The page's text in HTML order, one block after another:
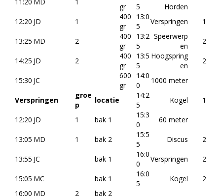
gr
5
Horden
12:20 JD 1
400
gr
13:0
5
Verspringen 1
13:25 MD 2
400
gr
13:2
5
Speerwerp
en
2
14:25 JD 2
400
gr
13:5
5
Hoogspring
en
2
15:30 JC
600
gr
14:0
0
1000 meter
Verspringen
groe
p
locatie
14:2
5
Kogel 1
12:20 JD 1 bak 1
15:3
0
60 meter
13:05 MD 1 bak 2
15:5
5
Discus 2
13:55 JC bak 1
16:0
0
Verspringen 2
15:05 MC bak 1
16:0
5
Kogel
2
16:00 MD 2 bak 2